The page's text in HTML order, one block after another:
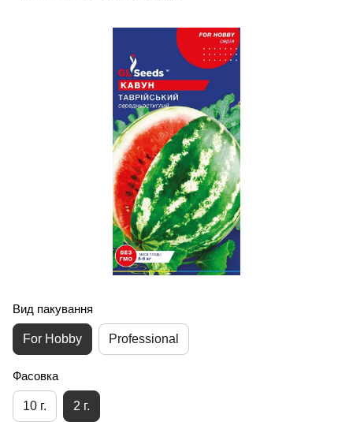
Вид пакування
For Hobby Professional
Фасовка
10 г. 2 г.